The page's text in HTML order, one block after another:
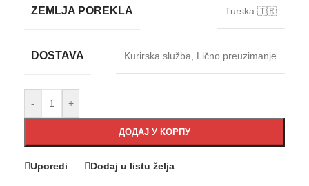
ZEMLJA POREKLA Turska 🇹🇷
DOSTAVA Kurirska služba, Lično preuzimanje
- +
ДОДАЈ У КОРПУ
Uporedi Dodaj u listu želja